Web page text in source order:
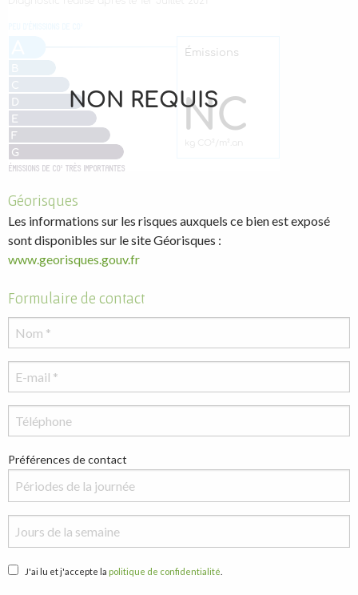
Géorisques
Les informations sur les risques auxquels ce bien est exposé
sont disponibles sur le site Géorisques :
www.georisques.gouv.fr
Formulaire de contact
Préférences de contact
J'ai lu et j'accepte la politique de confidentialité